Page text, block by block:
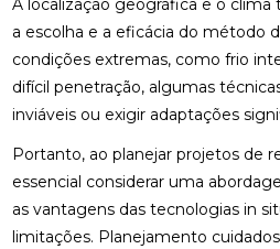
A localização geográfica e o
a escolha e a eficácia do método
condições extremas, como frio
difícil penetração, algumas
inviáveis ou exigir adaptações
Portanto, ao planejar projetos de
essencial considerar uma
as vantagens das tecnologias in
limitações. Planejamento